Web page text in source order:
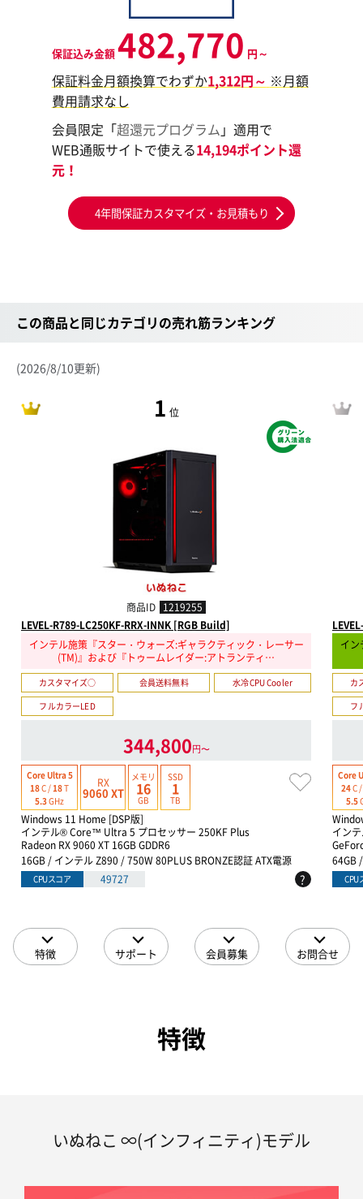
保証込み金額482,770 円～
保証料金月額換算でわずか1,312円～ ※月額
費用請求なし
会員限定「超還元プログラム 」適用で
WEB通販サイトで使える14,194ポイント還
元！
4年間保証カスタマイズ・お見積もり
この商品と同じカテゴリの売れ筋ランキング
(2026/8/10更新)
1 位
商品ID 1219255
LEVEL-R789-LC250KF-RRX-INNK [RGB Build]
インテル施策『スター・ウォーズ:ギャラクティック・レーサー
(TM)』および『トゥームレイダー:アトランティ…
カスタマイズ○ 会員送料無料
水冷CPU Cooler
フルカラーLED
344,800円〜
Core Ultra 5
18C /18T
5.3GHz
RX
9060 XT
メモリ
16
GB
SSD
1
TB
Windows 11 Home [DSP版]
インテル® Core™ Ultra 5 プロセッサー 250KF Plus
Radeon RX 9060 XT 16GB GDDR6
16GB / インテル Z890 / 750W 80PLUS BRONZE認証 ATX電源
CPUスコア 49727 ?
イ
カ
フ
Core
24C /
5.5
イン
64GB
CPU
特徴 サポート 会員募集 お問合せ
特徴
いぬねこ ∞(インフィニティ)モデル